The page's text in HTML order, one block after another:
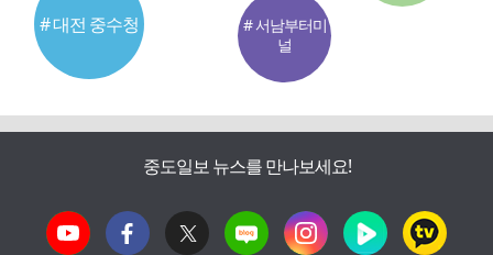
# 대전 중수청
# 서남부터미
널
중도일보 뉴스를 만나보세요!